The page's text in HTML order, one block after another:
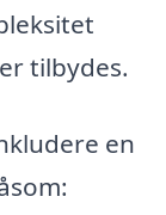
tilbydes.
en